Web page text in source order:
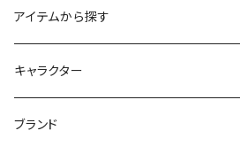
アイテムから探す
九谷焼
マグ＆カップ
キャラクター
ムーミン
ブランド